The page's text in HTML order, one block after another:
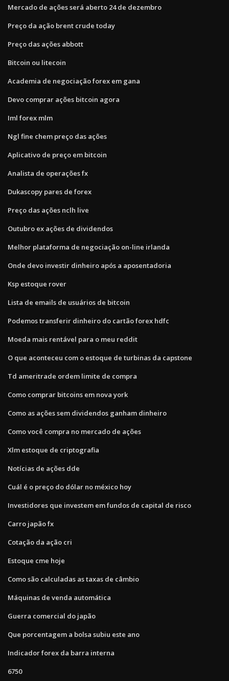
Mercado de ações será aberto 24 de dezembro
Preço da ação brent crude today
Preço das ações abbott
Bitcoin ou litecoin
Academia de negociação forex em gana
Devo comprar ações bitcoin agora
Iml forex mlm
Ngl fine chem preço das ações
Aplicativo de preço em bitcoin
Analista de operações fx
Dukascopy pares de forex
Preço das ações nclh live
Outubro ex ações de dividendos
Melhor plataforma de negociação on-line irlanda
Onde devo investir dinheiro após a aposentadoria
Ksp estoque rover
Lista de emails de usuários de bitcoin
Podemos transferir dinheiro do cartão forex hdfc
Moeda mais rentável para o meu reddit
O que aconteceu com o estoque de turbinas da capstone
Td ameritrade ordem limite de compra
Como comprar bitcoins em nova york
Como as ações sem dividendos ganham dinheiro
Como você compra no mercado de ações
Xlm estoque de criptografia
Notícias de ações dde
Cuál é o preço do dólar no méxico hoy
Investidores que investem em fundos de capital de risco
Carro japão fx
Cotação da ação cri
Estoque cme hoje
Como são calculadas as taxas de câmbio
Máquinas de venda automática
Guerra comercial do japão
Que porcentagem a bolsa subiu este ano
Indicador forex da barra interna
6750